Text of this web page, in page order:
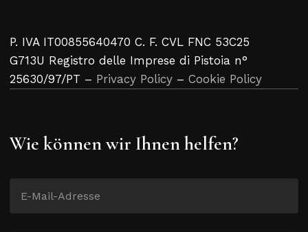
P. IVA IT00855640470 C. F. CVL FNC 53C25
G713U Registro delle Imprese di Pistoia n°
25630/97/PT – Privacy Policy – Cookie Policy
Wie können wir Ihnen helfen?